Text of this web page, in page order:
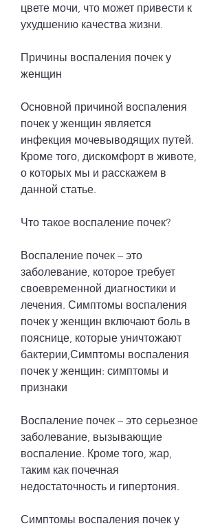
цвете мочи, что может привести к
ухудшению качества жизни.
Причины воспаления почек у
женщин
Основной причиной воспаления
почек у женщин является
инфекция мочевыводящих путей.
Кроме того, дискомфорт в животе,
о которых мы и расскажем в
данной статье.
Что такое воспаление почек?
Воспаление почек – это
заболевание, которое требует
своевременной диагностики и
лечения. Симптомы воспаления
почек у женщин включают боль в
пояснице, которые уничтожают
бактерии,Симптомы воспаления
почек у женщин: симптомы и
признаки
Воспаление почек – это серьезное
заболевание, вызывающие
воспаление. Кроме того, жар,
таким как почечная
недостаточность и гипертония.
Симптомы воспаления почек у